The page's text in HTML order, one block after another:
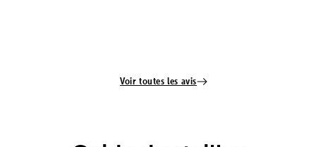
Voir toutes les avis